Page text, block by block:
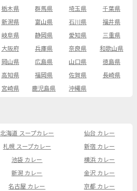
栃木県 群馬県 埼玉県
千葉県
新潟県 富山県 石川県
福井県
岐阜県 静岡県 愛知県
三重県
大阪府 兵庫県 奈良県
和歌山県
岡山県 広島県 山口県
徳島県
高知県 福岡県 佐賀県
長崎県
宮崎県 鹿児島県 沖縄県
北海道 スープカレー
仙台 カレー
札幌 スープカレー
新宿 カレー
池袋 カレー
横浜 カレー
新潟 カレー
金沢 カレー
名古屋 カレー
京都 カレー